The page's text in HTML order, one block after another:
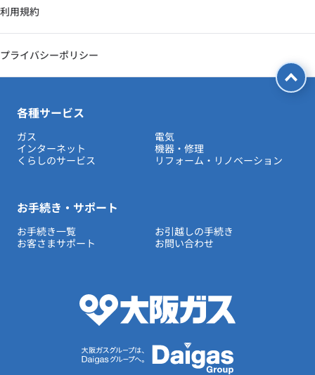
利用規約
プライバシーポリシー
各種サービス
ガス
電気
インターネット
機器・修理
くらしのサービス
リフォーム・リノベーション
お手続き・サポート
お手続き一覧
お引越しの手続き
お客さまサポート
お問い合わせ